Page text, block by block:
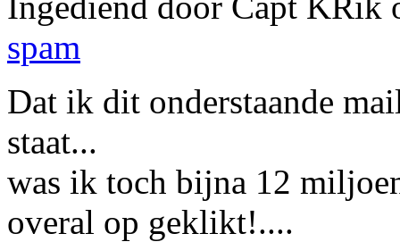
spam
Dat ik dit onderstaande
staat...
was ik toch bijna 12
overal op geklikt!....